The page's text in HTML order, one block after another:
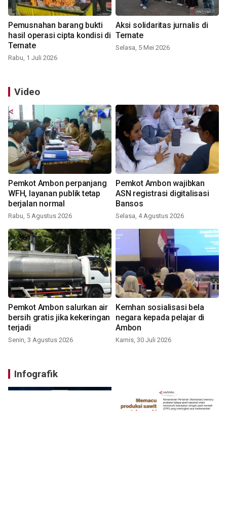
Pemusnahan barang bukti
hasil operasi cipta kondisi di
Ternate
Rabu, 1 Juli 2026
Aksi solidaritas jurnalis di
Ternate
Selasa, 5 Mei 2026
Video
Pemkot Ambon perpanjang
WFH, layanan publik tetap
berjalan normal
Rabu, 5 Agustus 2026
Pemkot Ambon wajibkan
ASN registrasi digitalisasi
Bansos
Selasa, 4 Agustus 2026
Pemkot Ambon salurkan air
bersih gratis jika kekeringan
terjadi
Senin, 3 Agustus 2026
Kemhan sosialisasi bela
negara kepada pelajar di
Ambon
Kamis, 30 Juli 2026
Infografik